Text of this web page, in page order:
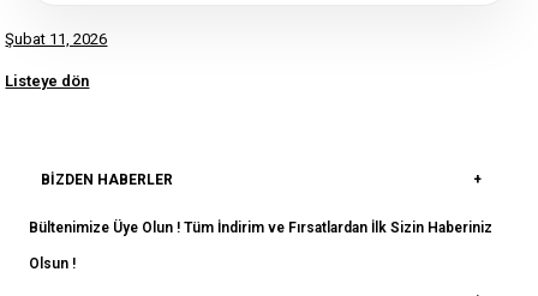
Şubat 11, 2026
Listeye dön
BIZDEN HABERLER
Bültenimize Üye Olun ! Tüm İndirim ve Fırsatlardan İlk Sizin Haberiniz
Olsun !